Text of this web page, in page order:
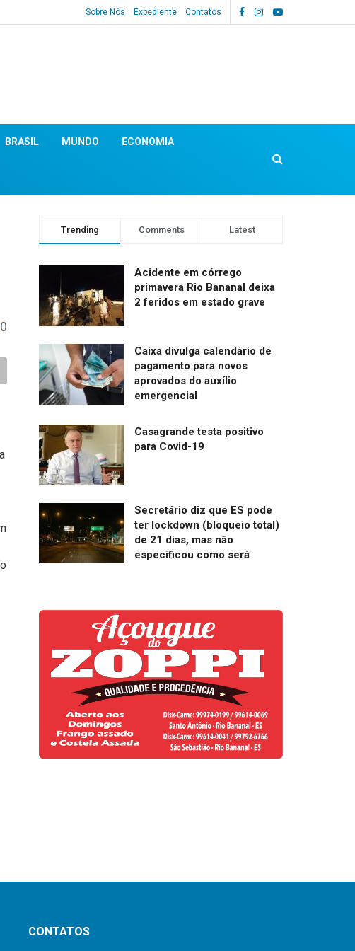
Sobre Nós Expediente Contatos
BRASIL MUNDO ECONOMIA
0
Trending Comments Latest
Acidente em córrego
primavera Rio Bananal deixa
2 feridos em estado grave
Caixa divulga calendário de
pagamento para novos
aprovados do auxílio
emergencial
Casagrande testa positivo
para Covid-19
Secretário diz que ES pode
ter lockdown (bloqueio total)
de 21 dias, mas não
especificou como será
CONTATOS